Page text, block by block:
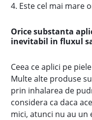
4. Este cel mai mare
Orice substanta
inevitabil in fluxul
Ceea ce aplici pe
Multe alte produse
prin inhalarea de
considera ca daca
mici, atunci nu au un